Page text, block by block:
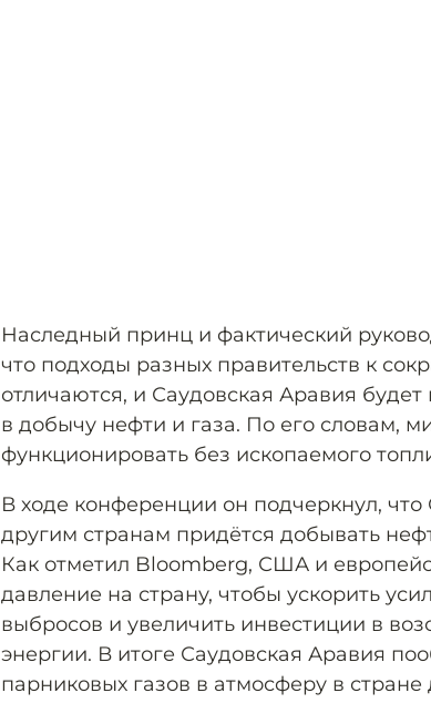
Наследный принц и фактический
что подходы разных правительств к
отличаются, и Саудовская Аравия
в добычу нефти и газа. По его словам,
функционировать без ископаемого
В ходе конференции он подчеркнул,
другим странам придётся добывать
Как отметил Bloomberg, США и
давление на страну, чтобы ускорить
выбросов и увеличить инвестиции в
энергии. В итоге Саудовская Аравия
парниковых газов в атмосферу в стране